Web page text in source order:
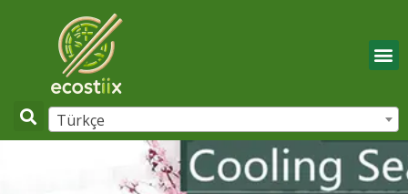
Türkçe